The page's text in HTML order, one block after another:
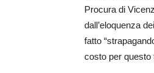
Procura di
dall’eloquenza
fatto
costo per questo